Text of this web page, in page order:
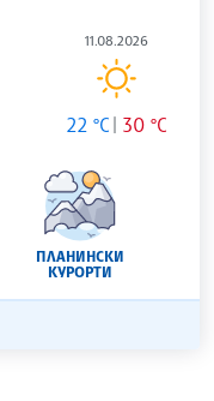
11.08.2026
22 °C 30 °C
ПЛАНИНСКИ
КУРОРТИ